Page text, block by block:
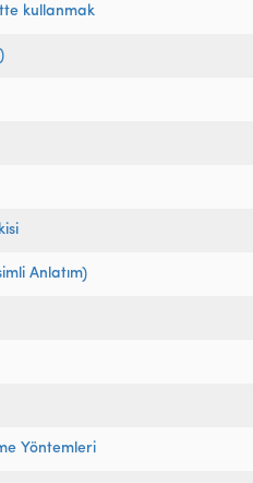
kullanmak
Anlatım)
Yöntemleri